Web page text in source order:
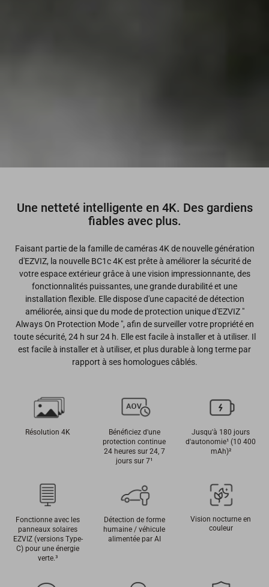
Une netteté intelligente en 4K. Des gardiens
fiables avec plus.
Faisant partie de la famille de caméras 4K de nouvelle génération
d'EZVIZ, la nouvelle BC1c 4K est prête à améliorer la sécurité de
votre espace extérieur grâce à une vision impressionnante, des
fonctionnalités puissantes, une grande durabilité et une
installation flexible. Elle dispose d'une capacité de détection
améliorée, ainsi que du mode de protection unique d'EZVIZ "
Always On Protection Mode ", afin de surveiller votre propriété en
toute sécurité, 24 h sur 24 h. Elle est facile à installer et à utiliser. Il
est facile à installer et à utiliser, et plus durable à long terme par
rapport à ses homologues câblés.
Résolution 4K
Bénéficiez d'une
protection continue
24 heures sur 24, 7
jours sur 7¹
Jusqu'à 180 jours
d'autonomie¹ (10 400
mAh)²
Fonctionne avec les
panneaux solaires
EZVIZ (versions Type-
C) pour une énergie
verte.³
Détection de forme
humaine / véhicule
alimentée par AI
Vision nocturne en
couleur